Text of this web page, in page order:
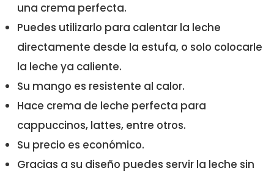
una crema perfecta.
Puedes utilizarlo para calentar la leche
directamente desde la estufa, o solo colocarle
la leche ya caliente.
Su mango es resistente al calor.
Hace crema de leche perfecta para
cappuccinos, lattes, entre otros.
Su precio es económico.
Gracias a su diseño puedes servir la leche sin